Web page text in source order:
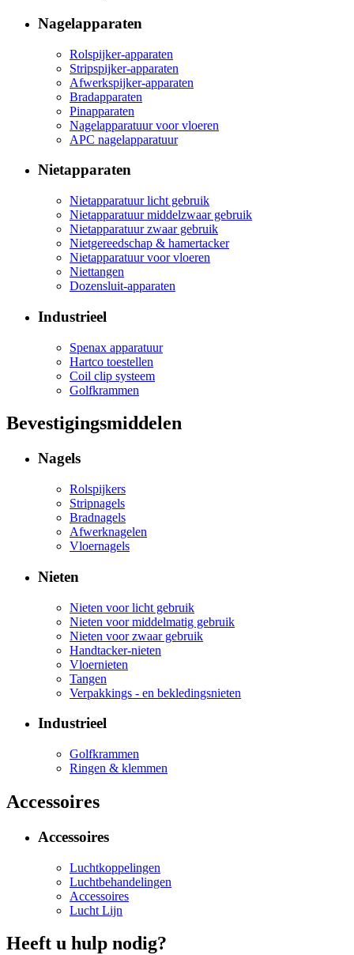
Nagelapparaten
Rolspijker-apparaten
Stripspijker-apparaten
Afwerkspijker-apparaten
Bradapparaten
Pinapparaten
Nagelapparatuur voor vloeren
APC nagelapparatuur
Nietapparaten
Nietapparatuur licht gebruik
Nietapparatuur middelzwaar gebruik
Nietapparatuur zwaar gebruik
Nietgereedschap & hamertacker
Nietapparatuur voor vloeren
Niettangen
Dozensluit-apparaten
Industrieel
Spenax apparatuur
Hartco toestellen
Coil clip systeem
Golfkrammen
Bevestigingsmiddelen
Nagels
Rolspijkers
Stripnagels
Bradnagels
Afwerknagelen
Vloernagels
Nieten
Nieten voor licht gebruik
Nieten voor middelmatig gebruik
Nieten voor zwaar gebruik
Handtacker-nieten
Vloernieten
Tangen
Verpakkings - en bekledingsnieten
Industrieel
Golfkrammen
Ringen & klemmen
Accessoires
Accessoires
Luchtkoppelingen
Luchtbehandelingen
Accessoires
Lucht Lijn
Heeft u hulp nodig?